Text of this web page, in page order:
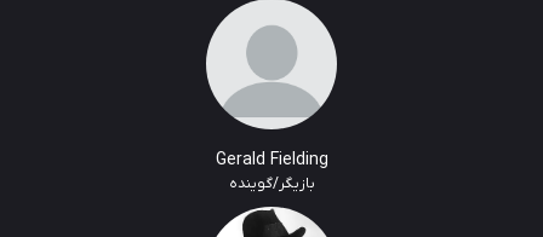
Gerald Fielding
بازیگر/گوینده